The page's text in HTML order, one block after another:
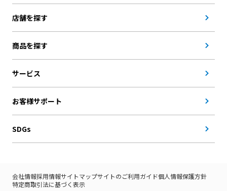
店舗を探す
商品を探す
サービス
お客様サポート
SDGs
会社情報採用情報サイトマップサイトのご利用ガイド個人情報保護方針
特定商取引法に基づく表示